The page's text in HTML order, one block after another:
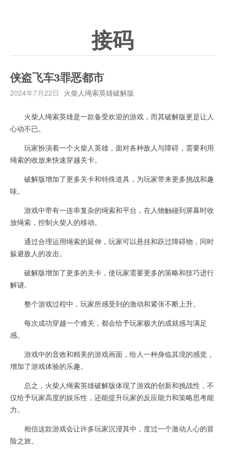
接码
侠盗飞车3罪恶都市
2024年7月22日 火柴人绳索英雄破解版
火柴人绳索英雄是一款备受欢迎的游戏，而其破解版更是让人
心动不已。
玩家扮演着一个火柴人英雄，面对各种敌人与障碍，需要利用
绳索的收放来快速穿越关卡。
破解版增加了更多关卡和特殊道具，为玩家带来更多挑战和趣
味。
游戏中带有一连串复杂的绳索和平台，在人物触碰到屏幕时收
放绳索，控制火柴人的移动。
通过合理运用绳索的延伸，玩家可以悬挂和跃过障碍物，同时
躲避敌人的攻击。
破解版增加了更多的关卡，使玩家需要更多的策略和技巧进行
解谜。
整个游戏过程中，玩家所感受到的激动和紧张不断上升。
每次成功穿越一个难关，都会给予玩家极大的成就感与满足
感。
游戏中的音效和精美的游戏画面，给人一种身临其境的感觉，
增加了游戏体验的乐趣。
总之，火柴人绳索英雄破解版体现了游戏的创新和挑战性，不
仅给予玩家高度的娱乐性，还能提升玩家的反应能力和策略思考能
力。
相信这款游戏会让许多玩家沉浸其中，度过一个激动人心的冒
险之旅。